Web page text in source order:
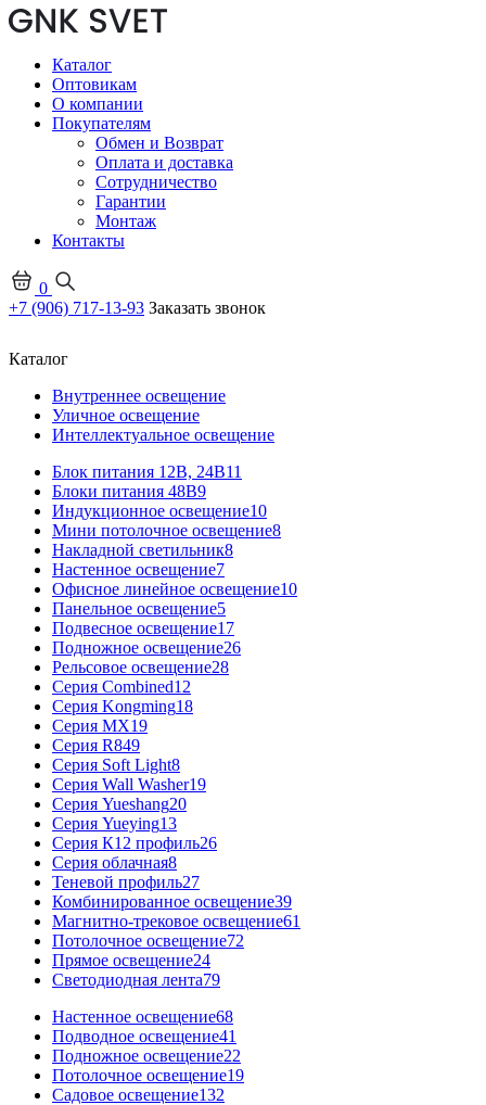
Каталог
Оптовикам
О компании
Покупателям
Обмен и Возврат
Оплата и доставка
Сотрудничество
Гарантии
Монтаж
Контакты
0
+7 (906) 717-13-93 Заказать звонок
Каталог
Внутреннее освещение
Уличное освещение
Интеллектуальное освещение
Блок питания 12В, 24В11
Блоки питания 48В9
Индукционное освещение10
Мини потолочное освещение8
Накладной светильник8
Настенное освещение7
Офисное линейное освещение10
Панельное освещение5
Подвесное освещение17
Подножное освещение26
Рельсовое освещение28
Серия Combined12
Серия Kongming18
Серия MX19
Серия R849
Серия Soft Light8
Серия Wall Washer19
Серия Yueshang20
Серия Yueying13
Серия К12 профиль26
Серия облачная8
Теневой профиль27
Комбинированное освещение39
Магнитно-трековое освещение61
Потолочное освещение72
Прямое освещение24
Светодиодная лента79
Настенное освещение68
Подводное освещение41
Подножное освещение22
Потолочное освещение19
Садовое освещение132